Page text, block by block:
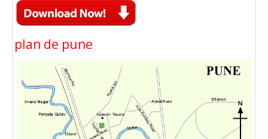
plan de pune